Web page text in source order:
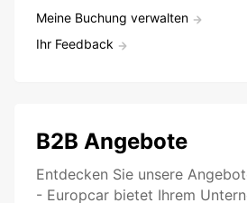
Meine Buchung verwalten
Ihr Feedback
B2B Angebote
Entdecken Sie unsere
- Europcar bietet Ihrem